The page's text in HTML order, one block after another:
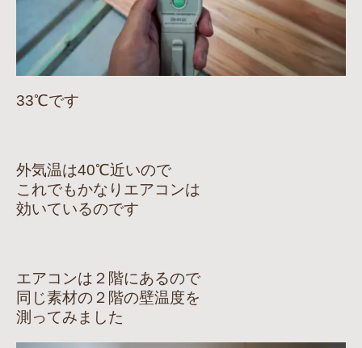
33℃です
外気温は40℃近いので
これでもかなりエアコンは
効いているのです
エアコンは２階にあるので
同じ素材の２階の壁温度を
測ってみました